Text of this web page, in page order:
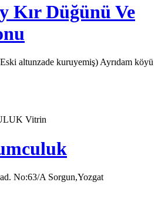
Kır Düğünü Ve
altunzade kuruyemiş) Ayrıdam köyü
Vitrin
No:63/A Sorgun,Yozgat